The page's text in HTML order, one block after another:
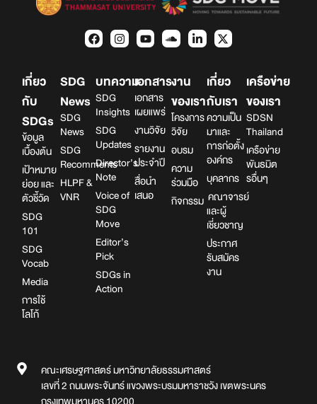
เกี่ยว
กับ
SDGs
ข้อมูล
เบื้องต้น
เป้าหมาย
ย่อย และ
ตัวชี้วัด
SDG
101
SDG
Vocab
Media
การใช้
โลโก้
SDG
News
SDG
News
SDG
Recomments
HLPF &
VNR
บทความ
SDG
Insights
SDG
Updates
Director’s
Note
Voice of
SDG
Move
Editor’s
Pick
SDGs in
Action
เอกสาร
เอกสาร
เผยแพร่
งานวิจัย
รายงาน
ประจำปี
สื่อนำ
เสนอ
งาน
ของเรา
โครงการ
วิจัย
อบรม
ความ
ร่วมมือ
กิจกรรม
เกี่ยว
กับเรา
ความเป็น
มาและ
การก่อตั้ง
องค์กร
บุคลากร
คณาจารย์
และผู้
เชี่ยวชาญ
ประกาศ
รับสมัคร
งาน
เครือข่าย
ของเรา
SDSN
Thailand
เครือข่าย
พันธมิต
รอื่นๆ
คณะเศรษฐศาสตร์ มหาวิทยาลัยธรรมศาสตร์
เลขที่ 2 ถนนพระจันทร์ แขวงพระบรมมหาราชวัง เขตพระนคร